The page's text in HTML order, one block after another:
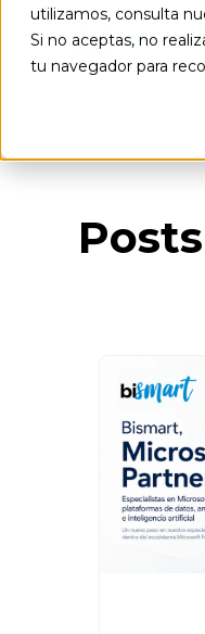
utilizamos, consulta
Si no aceptas, no
tu navegador para